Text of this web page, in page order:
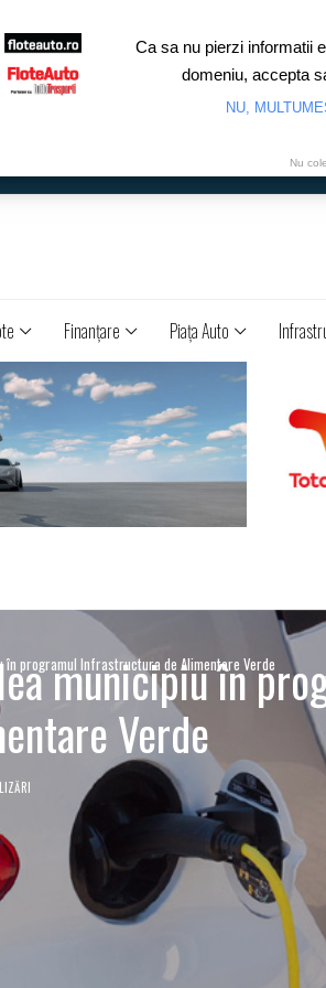
Finanţare Piaţa Auto
în programul Infrastructura de Alimentare Verde
municipiu în
Verde
Ca sa nu pierzi informatii
domeniu, accepta
NU,
Nu